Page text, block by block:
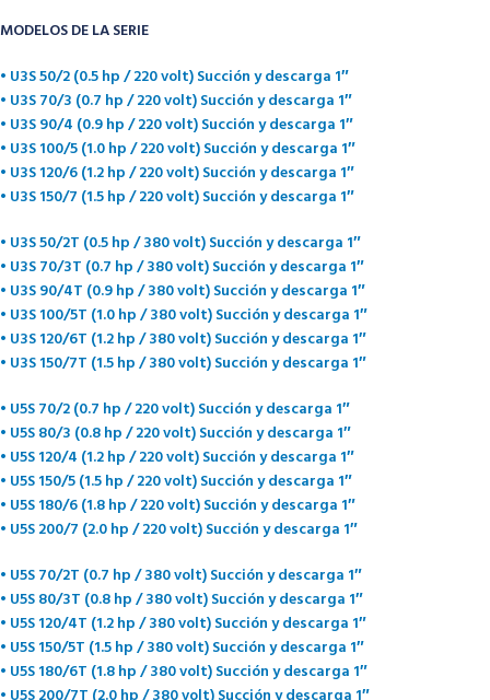
MODELOS DE LA SERIE
• U3S 50/2 (0.5 hp / 220 volt) Succión y descarga 1″
• U3S 70/3 (0.7 hp / 220 volt) Succión y descarga 1″
• U3S 90/4 (0.9 hp / 220 volt) Succión y descarga 1″
• U3S 100/5 (1.0 hp / 220 volt) Succión y descarga 1″
• U3S 120/6 (1.2 hp / 220 volt) Succión y descarga 1″
• U3S 150/7 (1.5 hp / 220 volt) Succión y descarga 1″
• U3S 50/2T (0.5 hp / 380 volt) Succión y descarga 1″
• U3S 70/3T (0.7 hp / 380 volt) Succión y descarga 1″
• U3S 90/4T (0.9 hp / 380 volt) Succión y descarga 1″
• U3S 100/5T (1.0 hp / 380 volt) Succión y descarga 1″
• U3S 120/6T (1.2 hp / 380 volt) Succión y descarga 1″
• U3S 150/7T (1.5 hp / 380 volt) Succión y descarga 1″
• U5S 70/2 (0.7 hp / 220 volt) Succión y descarga 1″
• U5S 80/3 (0.8 hp / 220 volt) Succión y descarga 1″
• U5S 120/4 (1.2 hp / 220 volt) Succión y descarga 1″
• U5S 150/5 (1.5 hp / 220 volt) Succión y descarga 1″
• U5S 180/6 (1.8 hp / 220 volt) Succión y descarga 1″
• U5S 200/7 (2.0 hp / 220 volt) Succión y descarga 1″
• U5S 70/2T (0.7 hp / 380 volt) Succión y descarga 1″
• U5S 80/3T (0.8 hp / 380 volt) Succión y descarga 1″
• U5S 120/4T (1.2 hp / 380 volt) Succión y descarga 1″
• U5S 150/5T (1.5 hp / 380 volt) Succión y descarga 1″
• U5S 180/6T (1.8 hp / 380 volt) Succión y descarga 1″